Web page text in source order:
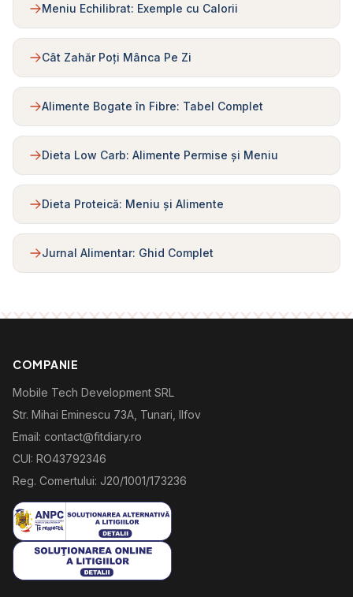
Meniu Echilibrat: Exemple cu Calorii
Cât Zahăr Poți Mânca Pe Zi
Alimente Bogate în Fibre: Tabel Complet
Dieta Low Carb: Alimente Permise și Meniu
Dieta Proteică: Meniu și Alimente
Jurnal Alimentar: Ghid Complet
COMPANIE
Mobile Tech Development SRL
Str. Mihai Eminescu 73A, Tunari, Ilfov
Email: contact@fitdiary.ro
CUI: RO43792346
Reg. Comertului: J20/1001/173236